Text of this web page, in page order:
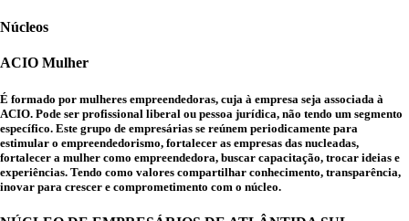
Núcleos
ACIO Mulher
É formado por mulheres empreendedoras, cuja à empresa seja associada à
ACIO. Pode ser profissional liberal ou pessoa jurídica, não tendo um segmento
específico. Este grupo de empresárias se reúnem periodicamente para
estimular o empreendedorismo, fortalecer as empresas das nucleadas,
fortalecer a mulher como empreendedora, buscar capacitação, trocar ideias e
experiências. Tendo como valores compartilhar conhecimento, transparência,
inovar para crescer e comprometimento com o núcleo.